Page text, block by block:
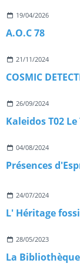
19/04/2026
A.O.C 78
21/11/2024
COSMIC
26/09/2024
Kaleidos T02
04/08/2024
Présences
24/07/2024
L' Héritage
28/05/2023
La